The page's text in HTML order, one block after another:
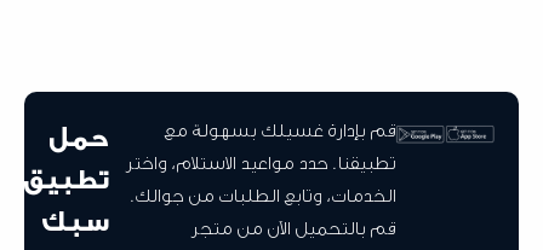
حمل
تطبيق
سبك
قم بإدارة غسيلك بسهولة مع
تطبيقنا. حدد مواعيد الاستلام، واختر
الخدمات، وتابع الطلبات من جوالك.
قم بالتحميل الآن من متجر